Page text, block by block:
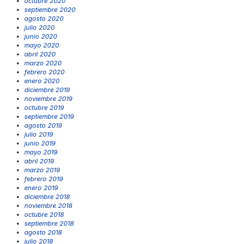
septiembre 2020
agosto 2020
julio 2020
junio 2020
mayo 2020
abril 2020
marzo 2020
febrero 2020
enero 2020
diciembre 2019
noviembre 2019
octubre 2019
septiembre 2019
agosto 2019
julio 2019
junio 2019
mayo 2019
abril 2019
marzo 2019
febrero 2019
enero 2019
diciembre 2018
noviembre 2018
octubre 2018
septiembre 2018
agosto 2018
julio 2018